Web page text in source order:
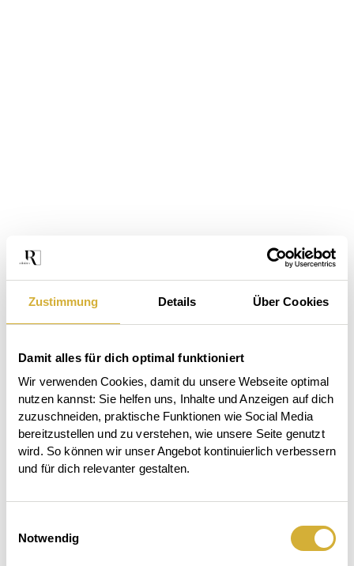
Zustimmung Details Über Cookies
Damit alles für dich optimal funktioniert
Wir verwenden Cookies, damit du unsere Webseite optimal
nutzen kannst: Sie helfen uns, Inhalte und Anzeigen auf dich
zuzuschneiden, praktische Funktionen wie Social Media
bereitzustellen und zu verstehen, wie unsere Seite genutzt
wird. So können wir unser Angebot kontinuierlich verbessern
und für dich relevanter gestalten.
Notwendig
Der
Das
Beet